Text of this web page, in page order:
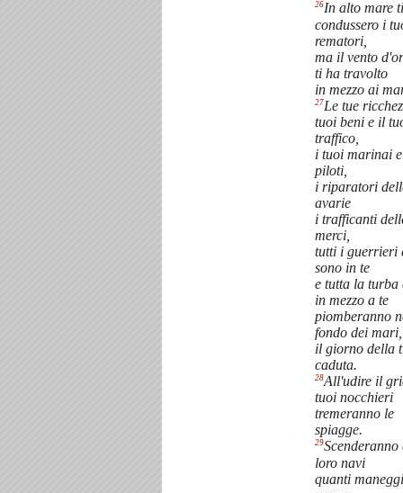
26In alto mare ti
condussero i
rematori,
ma il vento
ti ha travolto
in mezzo ai
27Le tue
tuoi beni e il
traffico,
i tuoi marinai
piloti,
i riparatori
avarie
i trafficanti
merci,
tutti i guerrieri
sono in te
e tutta la turba
in mezzo a te
piomberanno
fondo dei mari,
il giorno della
caduta.
28All'udire il
tuoi nocchieri
tremeranno le
spiagge.
29Scenderanno
loro navi
quanti